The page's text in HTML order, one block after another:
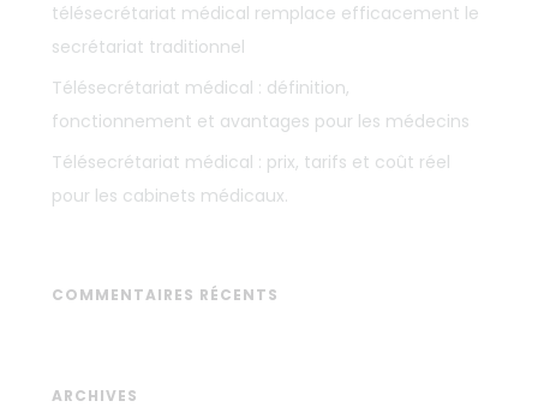
télésecrétariat médical remplace efficacement le
secrétariat traditionnel
Télésecrétariat médical : définition,
fonctionnement et avantages pour les médecins
Télésecrétariat médical : prix, tarifs et coût réel
pour les cabinets médicaux.
COMMENTAIRES RÉCENTS
ARCHIVES